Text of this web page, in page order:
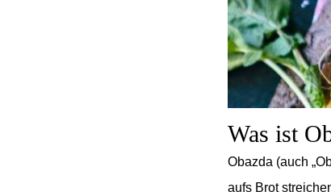
Was ist
Obazda (auch
aufs Brot